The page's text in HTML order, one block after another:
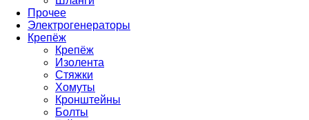
Прочее
Электрогенераторы
Крепёж
Крепёж
Изолента
Стяжки
Хомуты
Кронштейны
Болты